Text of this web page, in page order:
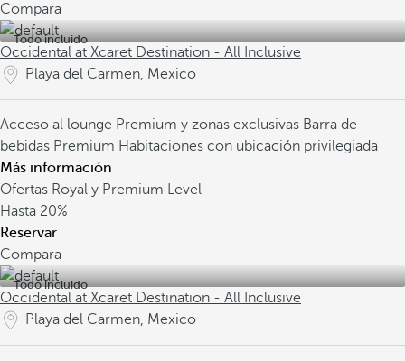
Compara
Todo incluido
Occidental at Xcaret Destination - All Inclusive
Playa del Carmen, Mexico
Acceso al lounge Premium y zonas exclusivas Barra de
bebidas Premium Habitaciones con ubicación privilegiada
Más información
Ofertas Royal y Premium Level
Hasta 20%
Reservar
Compara
Todo incluido
Occidental at Xcaret Destination - All Inclusive
Playa del Carmen, Mexico